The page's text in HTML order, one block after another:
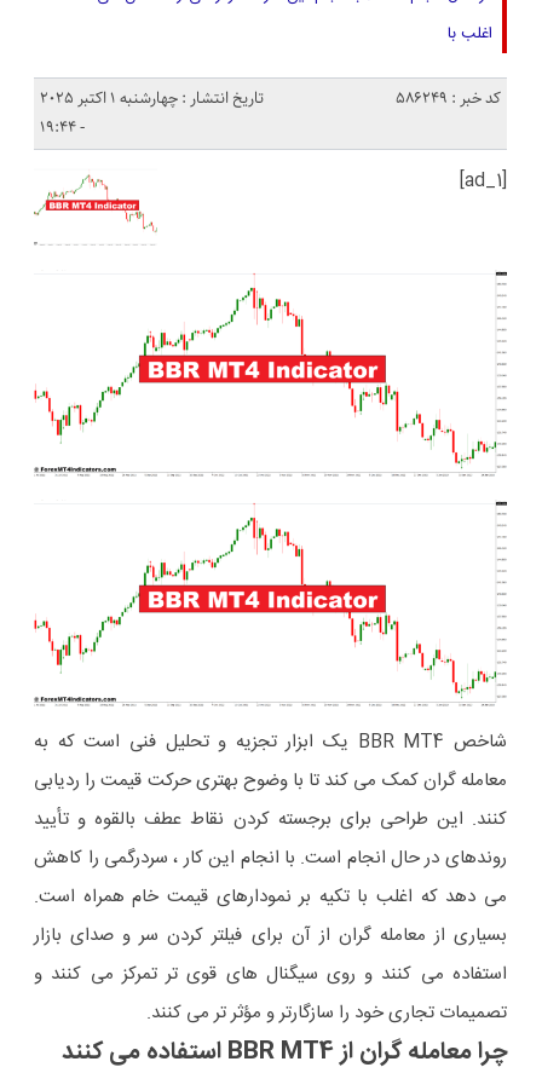
اغلب با
کد خبر : 586249
تاریخ انتشار : چهارشنبه 1 اکتبر 2025
- 19:44
[ad_1]
شاخص BBR MT4 یک ابزار تجزیه و تحلیل فنی است که به
معامله گران کمک می کند تا با وضوح بهتری حرکت قیمت را ردیابی
کنند. این طراحی برای برجسته کردن نقاط عطف بالقوه و تأیید
روندهای در حال انجام است. با انجام این کار ، سردرگمی را کاهش
می دهد که اغلب با تکیه بر نمودارهای قیمت خام همراه است.
بسیاری از معامله گران از آن برای فیلتر کردن سر و صدای بازار
استفاده می کنند و روی سیگنال های قوی تر تمرکز می کنند و
تصمیمات تجاری خود را سازگارتر و مؤثر تر می کنند.
چرا معامله گران از BBR MT4 استفاده می کنند